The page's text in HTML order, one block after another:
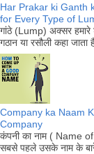
Har Prakar ki Ganth
for Every Type of
गांठे (Lump) अक्सर हमारे
गठान या रसौली कहा जाता
Company ka Naam
Company
कंपनी का नाम ( Name
सबसे पहले उसके नाम के बारे